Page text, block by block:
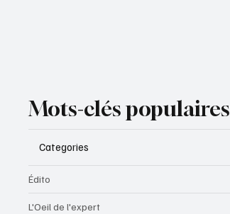
Mots-clés populaires
Categories
Édito
L'Oeil de l'expert